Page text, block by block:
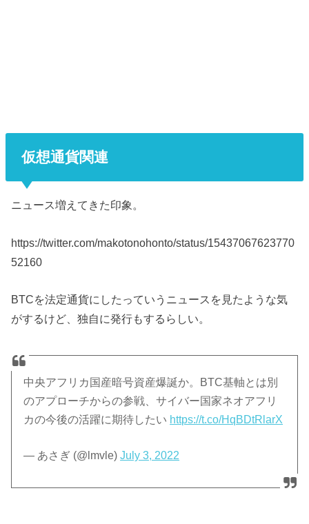
仮想通貨関連
ニュース増えてきた印象。
https://twitter.com/makotonohonto/status/15437067623770
52160
BTCを法定通貨にしたっていうニュースを見たような気
がするけど、独自に発行もするらしい。
中央アフリカ国産暗号資産爆誕か。BTC基軸とは別
のアプローチからの参戦、サイバー国家ネオアフリ
カの今後の活躍に期待したい https://t.co/HqBDtRlarX
— あさぎ (@lmvle)July 3, 2022